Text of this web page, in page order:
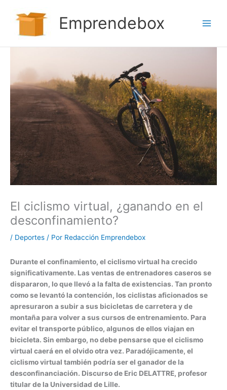
Emprendebox
El ciclismo virtual, ¿ganando en el
desconfinamiento?
/ Deportes / Por Redacción Emprendebox
Durante el confinamiento, el ciclismo virtual ha crecido
significativamente. Las ventas de entrenadores caseros se
dispararon, lo que llevó a la falta de existencias. Tan pronto
como se levantó la contención, los ciclistas aficionados se
apresuraron a subir a sus bicicletas de carretera y de
montaña para volver a sus cursos de entrenamiento. Para
evitar el transporte público, algunos de ellos viajan en
bicicleta. Sin embargo, no debe pensarse que el ciclismo
virtual caerá en el olvido otra vez. Paradójicamente, el
ciclismo virtual también podría ser el ganador de la
desconfinanciación. Discurso de Eric DELATTRE, profesor
titular de la Universidad de Lille.